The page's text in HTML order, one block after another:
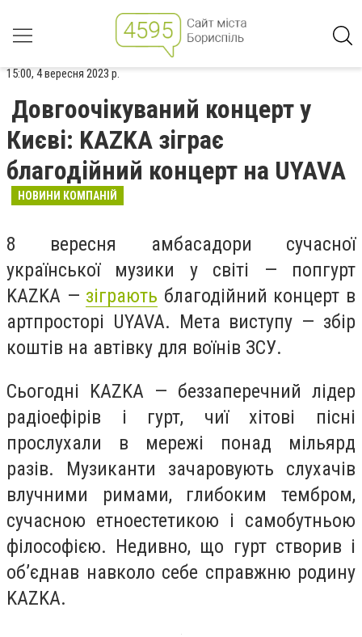
15:00, 4 вересня 2023 р.
Довгоочікуваний концерт у
Києві: KAZKA зіграє
благодійний концерт на UYAVA
НОВИНИ КОМПАНІЙ
8 вересня амбасадори сучасної
української музики у світі — попгурт
KAZKA — зіграють благодійний концерт в
артпросторі UYAVA. Мета виступу — збір
коштів на автівку для воїнів ЗСУ.
Сьогодні KAZKA — беззаперечний лідер
радіоефірів і гурт, чиї хітові пісні
прослухали в мережі понад мільярд
разів. Музиканти зачаровують слухачів
влучними римами, глибоким тембром,
сучасною етноестетикою і самобутньою
філософією. Недивно, що гурт створив і
об’єднав навколо себе справжню родину
KAZKA.